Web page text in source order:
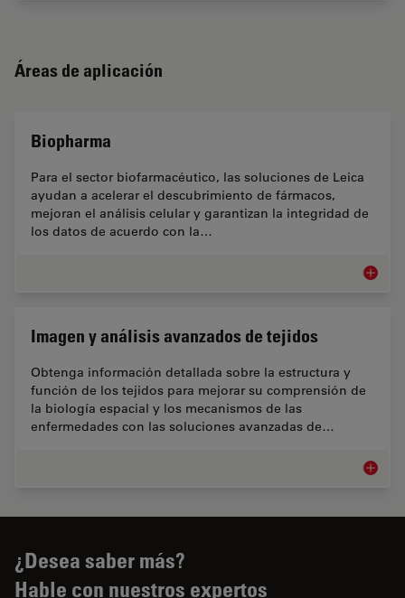
Áreas de aplicación
Biopharma
Para el sector biofarmacéutico, las soluciones de Leica
ayudan a acelerar el descubrimiento de fármacos,
mejoran el análisis celular y garantizan la integridad de
los datos de acuerdo con la…
Imagen y análisis avanzados de tejidos
Obtenga información detallada sobre la estructura y
función de los tejidos para mejorar su comprensión de
la biología espacial y los mecanismos de las
enfermedades con las soluciones avanzadas de…
Imagen
¿Desea saber más?
Hable con nuestros expertos